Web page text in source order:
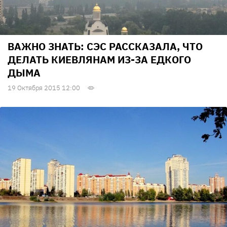
ВАЖНО ЗНАТЬ: СЭС РАССКАЗАЛА, ЧТО
ДЕЛАТЬ КИЕВЛЯНАМ ИЗ-ЗА ЕДКОГО
ДЫМА
19 Октября 2015 12:00